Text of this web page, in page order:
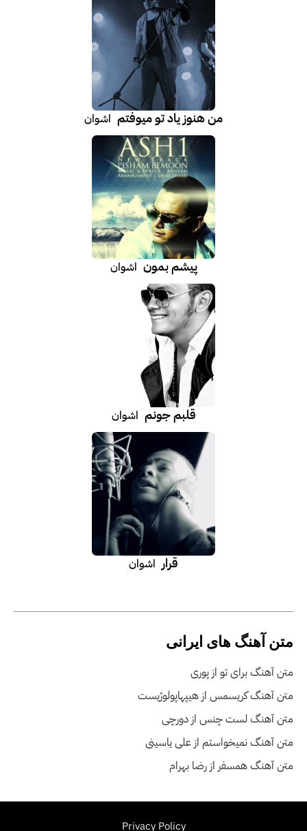
من هنوز یاد تو میوفتم اشوان
پیشم بمون اشوان
قلبم جونم اشوان
قرار اشوان
متن آهنگ های ایرانی
متن آهنگ برای تو از پوری
متن آهنگ کریسمس از هیپهاپولوژیست
متن آهنگ لست چنس از دورچی
متن آهنگ نمیخواستم از علی یاسینی
متن آهنگ همسفر از رضا بهرام
Privacy Policy